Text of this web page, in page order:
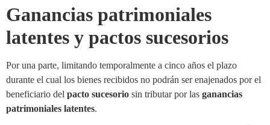
Ganancias patrimoniales
latentes y pactos sucesorios
Por una parte, limitando temporalmente a cinco años el plazo
durante el cual los bienes recibidos no podrán ser enajenados por el
beneficiario del pacto sucesorio sin tributar por las ganancias
patrimoniales latentes.